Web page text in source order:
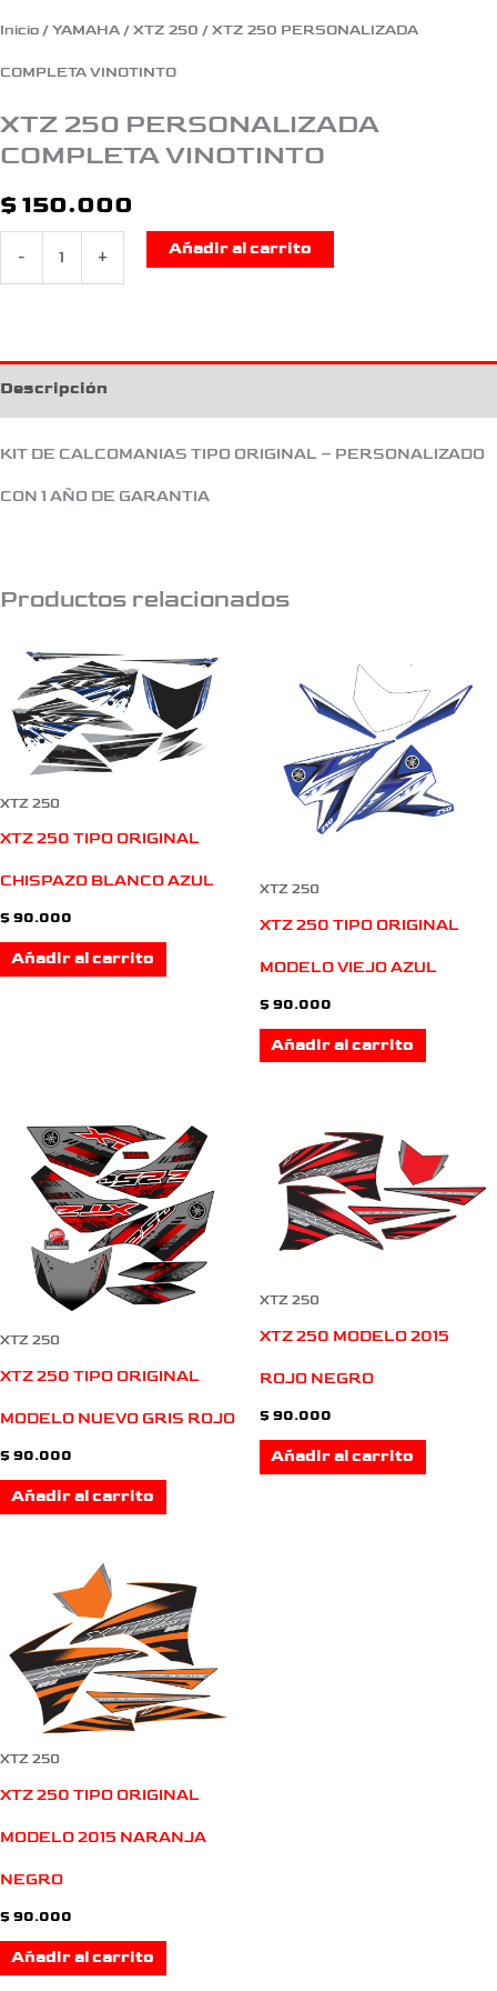
Inicio / YAMAHA / XTZ 250 / XTZ 250 PERSONALIZADA
COMPLETA VINOTINTO
XTZ 250 PERSONALIZADA
COMPLETA VINOTINTO
$ 150.000
- +
Añadir al carrito
Descripción
KIT DE CALCOMANIAS TIPO ORIGINAL – PERSONALIZADO
CON 1 AÑO DE GARANTIA
Productos relacionados
XTZ 250
XTZ 250 TIPO ORIGINAL
CHISPAZO BLANCO AZUL
$ 90.000
Añadir al carrito
XTZ 250
XTZ 250 TIPO ORIGINAL
MODELO VIEJO AZUL
$ 90.000
Añadir al carrito
XTZ 250
XTZ 250 TIPO ORIGINAL
MODELO NUEVO GRIS ROJO
$ 90.000
Añadir al carrito
XTZ 250
XTZ 250 MODELO 2015
ROJO NEGRO
$ 90.000
Añadir al carrito
XTZ 250
XTZ 250 TIPO ORIGINAL
MODELO 2015 NARANJA
NEGRO
$ 90.000
Añadir al carrito